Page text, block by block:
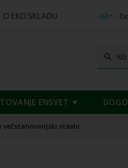
O EKO SKLADU -aA+
ENSVET
večstanovanjski stavbi